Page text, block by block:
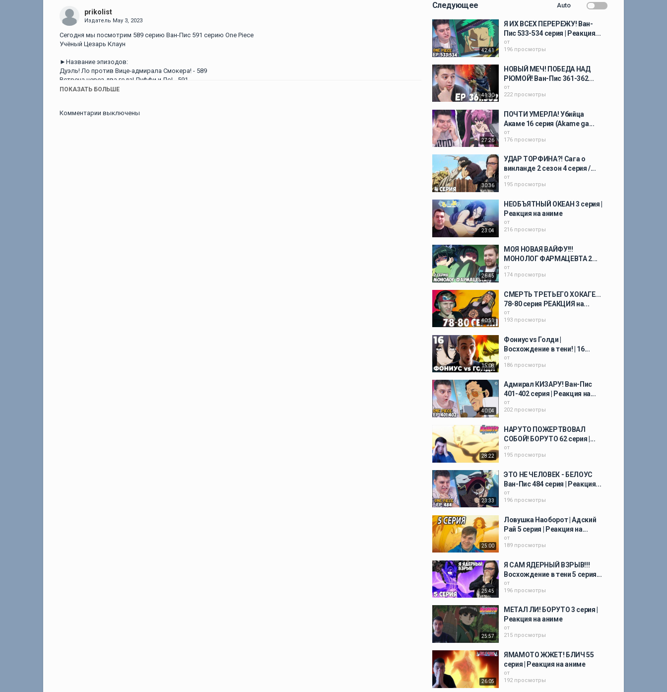
prikolist
Издатель May 3, 2023
Сегодня мы посмотрим 589 серию Ван-Пис 591 серию One Piece
Учёный Цезарь Клаун
►Название эпизодов:
Дуэль! Ло против Вице-адмирала Смокера! - 589
Встреча через два года! Луффи и Ло! - 591
——————————————————————————————————————
ПОКАЗАТЬ БОЛЬШЕ
Комментарии выключены
Следующее Auto
42:41
Я ИХ ВСЕХ ПЕРЕРЕЖУ! Ван-
Пис 533-534 серия | Реакция...
от
196 просмотры
41:30
НОВЫЙ МЕЧ! ПОБЕДА НАД
РЮМОЙ! Ван-Пис 361-362...
от
222 просмотры
27:26
ПОЧТИ УМЕРЛА! Убийца
Акаме 16 серия (Akame ga...
от
176 просмотры
30:36
УДАР ТОРФИНА?! Сага о
винланде 2 сезон 4 серия /...
от
195 просмотры
23:04
НЕОБЪЯТНЫЙ ОКЕАН 3 серия |
Реакция на аниме
от
216 просмотры
26:45
МОЯ НОВАЯ ВАЙФУ!!!
МОНОЛОГ ФАРМАЦЕВТА 2...
от
174 просмотры
40:51
СМЕРТЬ ТРЕТЬЕГО ХОКАГЕ...
78-80 серия РЕАКЦИЯ на...
от
193 просмотры
15:08
Фониус vs Голди |
Восхождение в тени! | 16...
от
186 просмотры
40:04
Адмирал КИЗАРУ! Ван-Пис
401-402 серия | Реакция на...
от
202 просмотры
28:22
НАРУТО ПОЖЕРТВОВАЛ
СОБОЙ! БОРУТО 62 серия |...
от
195 просмотры
23:33
ЭТО НЕ ЧЕЛОВЕК - БЕЛОУС
Ван-Пис 484 серия | Реакция...
от
196 просмотры
25:00
Ловушка Наоборот | Адский
Рай 5 серия | Реакция на...
от
189 просмотры
25:45
Я САМ ЯДЕРНЫЙ ВЗРЫВ!!!
Восхождение в тени 5 серия...
от
196 просмотры
25:57
МЕТАЛ ЛИ! БОРУТО 3 серия |
Реакция на аниме
от
215 просмотры
26:05
ЯМАМОТО ЖЖЕТ! БЛИЧ 55
серия | Реакция на аниме
от
192 просмотры